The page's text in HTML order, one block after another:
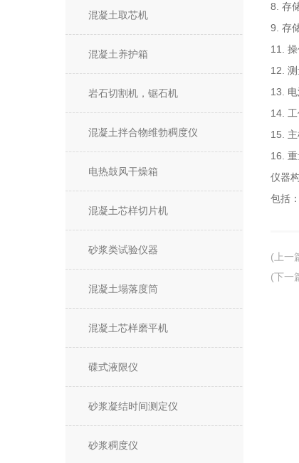
混凝土取芯机
混凝土养护箱
岩石切割机，锯石机
混凝土拌合物维勃稠度仪
电热鼓风干燥箱
混凝土芯样切片机
砂浆类试验仪器
混凝土塌落度筒
混凝土芯样磨平机
碟式液限仪
砂浆凝结时间测定仪
砂浆稠度仪
8. 存
9. 存
11.
12.
13.
14.
15.
16.
仪器
包括
(上一
(下一